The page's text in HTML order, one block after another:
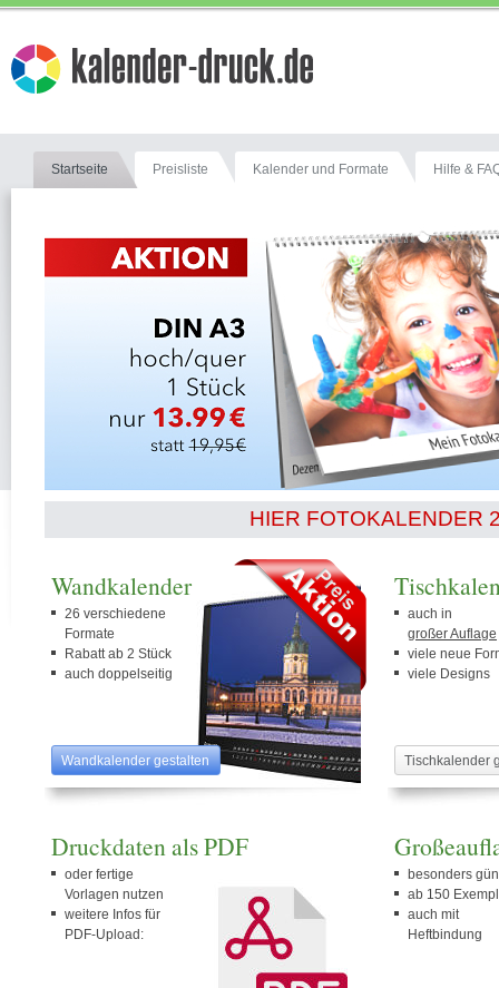
Startseite Preisliste Kalender und Formate Hilfe &
HIER FOTOKALENDER
Wandkalender
26 verschiedene
Formate
Rabatt ab 2 Stück
auch doppelseitig
Wandkalender gestalten
auch in
großer Auflage
viele neue
viele Designs
Tischkalender
Druckdaten als PDF
oder fertige
Vorlagen nutzen
weitere Infos für
PDF-Upload:
besonders
ab 150
auch mit
Heftbindung